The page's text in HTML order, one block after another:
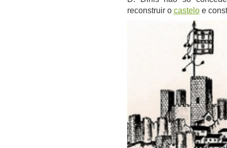
reconstruir o casteloe